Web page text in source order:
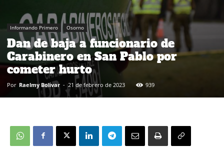
Informando Primero Osorno
Dan de baja a funcionario de
Carabinero en San Pablo por
cometer hurto
Por Raelmy Bolivar - 21 de febrero de 2023 939